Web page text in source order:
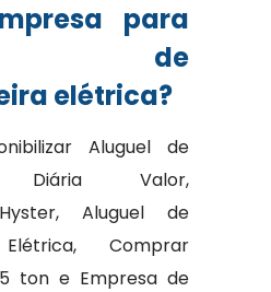
para
de
elétrica?
Aluguel de
Diária Valor,
Aluguel de
Comprar
ton e Empresa de